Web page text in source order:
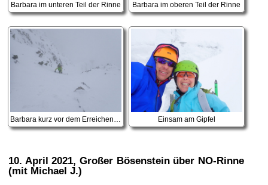
Barbara im unteren Teil der Rinne Barbara im oberen Teil der Rinne
Einsam am Gipfel
10. April 2021, Großer Bösenstein über NO-Rinne
(mit Michael J.)